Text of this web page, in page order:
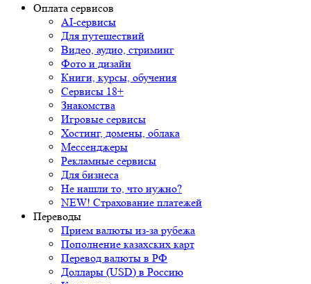
Оплата сервисов
AI-сервисы
Для путешествий
Видео, аудио, стриминг
Фото и дизайн
Книги, курсы, обучения
Сервисы 18+
Знакомства
Игровые сервисы
Хостинг, домены, облака
Мессенджеры
Рекламные сервисы
Для бизнеса
Не нашли то, что нужно?
NEW! Страхование платежей
Переводы
Прием валюты из-за рубежа
Пополнение казахских карт
Перевод валюты в РФ
Доллары (USD) в Россию